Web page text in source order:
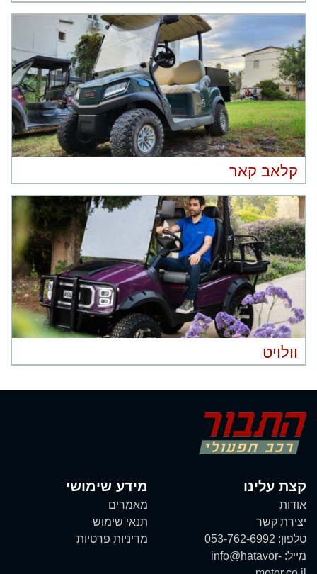
קלאב קאר
וולויט
קצת עלינו
אודות
יצירת קשר
טלפון: 053-762-6992
מייל: info@hatavor-
מידע שימושי
מאמרים
תנאי שימוש
מדיניות פרטיות